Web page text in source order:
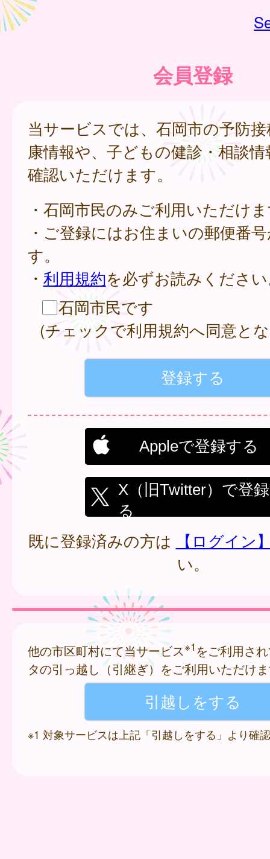
会員登録
当サービスでは、石岡市の予防
康情報や、子どもの健診・相談
確認いただけます。
・石岡市民のみご利用いただけ
・ご登録にはお住まいの郵便番
す。
・ 利用規約を必ずお読みくださ
石岡市民です
(チェックで利用規約へ同意と
Appleで登録する
X（旧Twitter）で登
る
既に登録済みの方は
【ログイン
い。
他の市区町村にて当サービス※1 をご利用さ
タの引っ越し（引継ぎ）をご利用いただけ
※1 対象サービスは上記「引越しをする」より確